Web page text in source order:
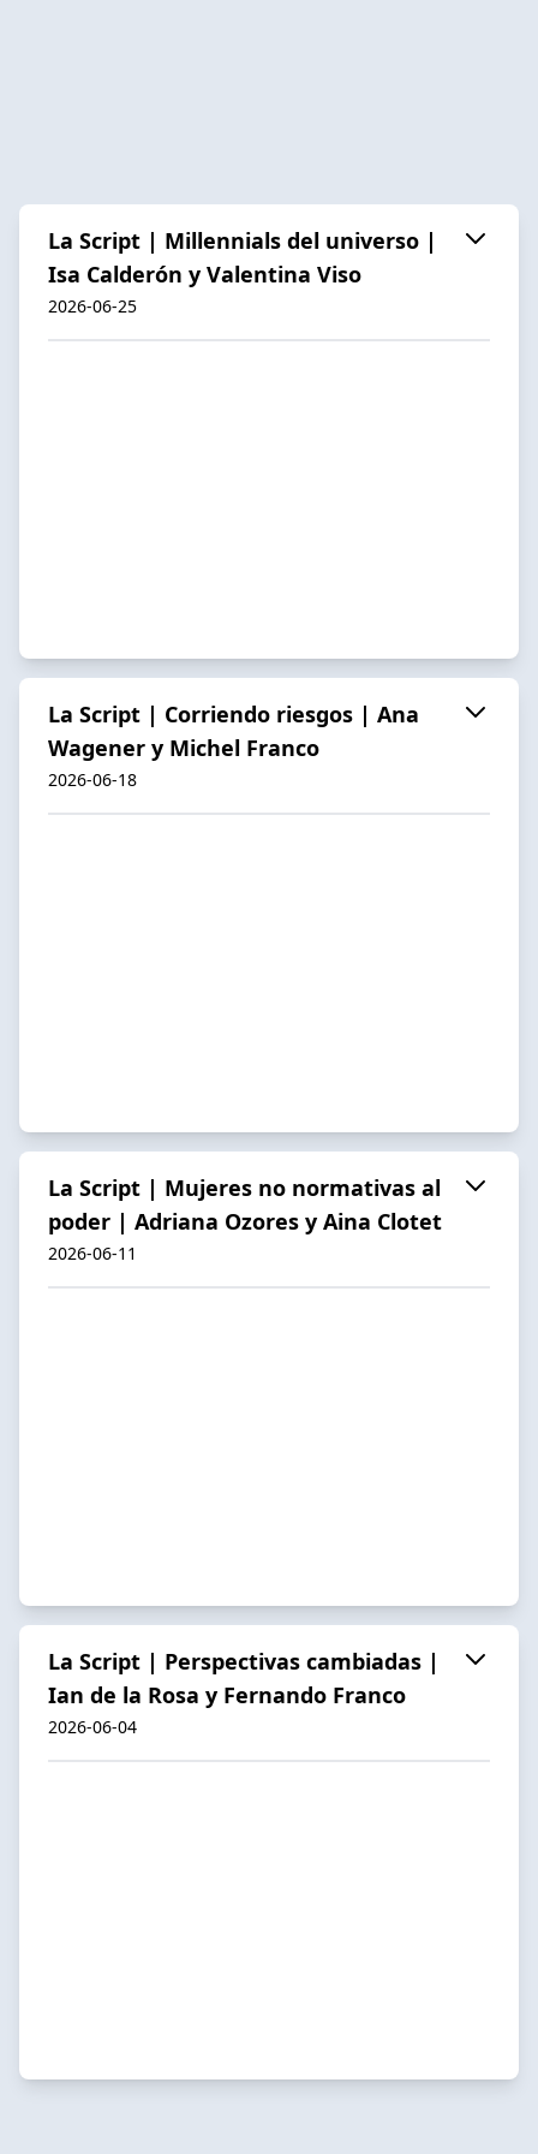
La Script | Millennials del universo |
Isa Calderón y Valentina Viso
2026-06-25
La Script | Corriendo riesgos | Ana
Wagener y Michel Franco
2026-06-18
La Script | Mujeres no normativas al
poder | Adriana Ozores y Aina Clotet
2026-06-11
La Script | Perspectivas cambiadas |
Ian de la Rosa y Fernando Franco
2026-06-04